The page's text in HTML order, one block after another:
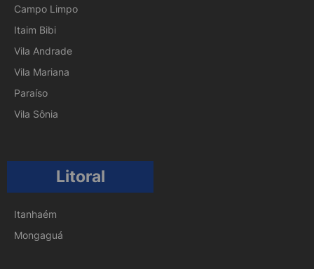
Campo Limpo
Itaim Bibi
Vila Andrade
Vila Mariana
Paraíso
Vila Sônia
Litoral
Itanhaém
Mongaguá